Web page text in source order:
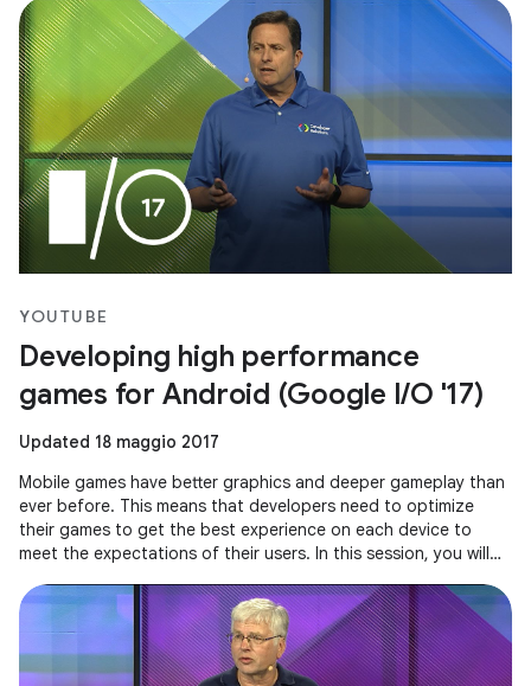
applicazioni Unity.
YOUTUBE
Developing high performance
games for Android (Google I/O '17)
Updated 18 maggio 2017
Mobile games have better graphics and deeper gameplay than
ever before. This means that developers need to optimize
their games to get the best experience on each device to
meet the expectations of their users. In this session, you will